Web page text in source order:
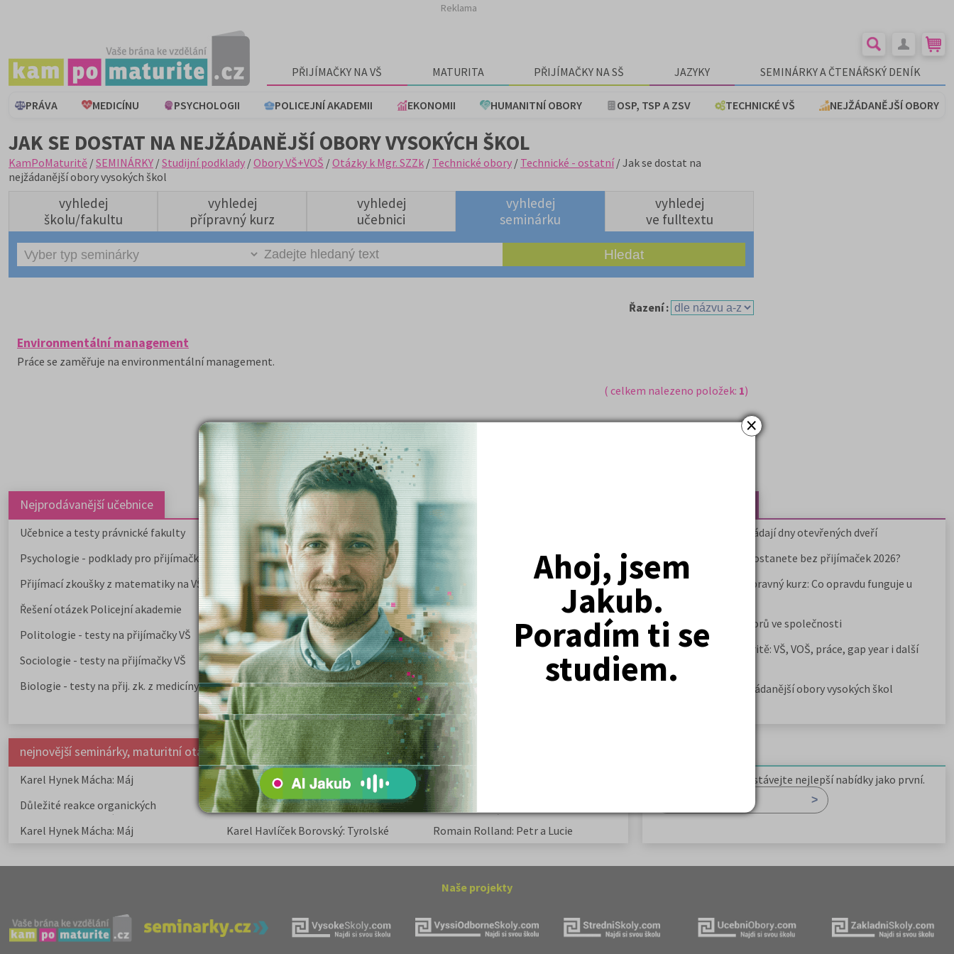
×
Ahoj, jsem
Jakub.
Poradím ti se
studiem.
Reklama
PŘIJÍMAČKY NA VŠ MATURITA PŘIJÍMAČKY NA SŠ JAZYKY SEMINÁRKY A ČTENÁŘSKÝ DENÍK
PRÁVA MEDICÍNU PSYCHOLOGII POLICEJNÍ AKADEMII EKONOMII HUMANITNÍ OBORY OSP, TSP A ZSV TECHNICKÉ VŠ NEJŽÁDANĚJŠÍ OBORY
JAK SE DOSTAT NA NEJŽÁDANĚJŠÍ OBORY VYSOKÝCH ŠKOL
KamPoMaturitě /SEMINÁRKY /Studijní podklady /Obory VŠ+VOŠ /Otázky k Mgr. SZZk / Technické obory / Technické - ostatní/ Jak se dostat na
nejžádanější obory vysokých škol
vyhledej
školu/fakultu
vyhledej
přípravný kurz
vyhledej
učebnici
vyhledej
seminárku
vyhledej
ve fulltextu
Řazení :
Environmentální management
Práce se zaměřuje na environmentální management.
( celkem nalezeno položek: 1)
Nejprodávanější učebnice
Učebnice a testy právnické fakulty
Psychologie - podklady pro přijímačky
Přijímací zkoušky z matematiky na VŠE Praha
Řešení otázek Policejní akademie
Politologie - testy na přijímačky VŠ
Sociologie - testy na přijímačky VŠ
Biologie - testy na přij. zk. z medicíny
Nejžádanější kurzy
Právnické fakulty
Psychologie
Lékařské fakulty, farmacie
Společenské a human. vědy
Ekonomické fakulty
Žurnalistika
Politologie a mezinár. vztahy
Policejní akademie
Kdy vysoké školy pořádají dny otevřených dveří
Na které fakulty se dostanete bez přijímaček 2026?
Samostudium vs. přípravný kurz: Co opravdu funguje u
Prestiž a vnímání oborů ve společnosti
Rozcestník po maturitě: VŠ, VOŠ, práce, gap year i další
možnosti
Jak se dostat na nejžádanější obory vysokých škol
nejnovější seminárky, maturitní otázky a čtenářsky deník
Karel Hynek Mácha: Máj
Karel Havlíček Borovský: Tyrolské
elegie
Kritika hry M. L. King v Salesiánském
divadle
Důležité reakce organických
sloučenin a jejich význam
Zákonitosti v elektronové struktuře
Základní charakteristiky obyvatelstva
a geografie sídel
Karel Hynek Mácha: Máj
Karel Havlíček Borovský: Tyrolské
Romain Rolland: Petr a Lucie
Zaregistrujte se a dostávejte nejlepší nabídky jako první.
Naše projekty